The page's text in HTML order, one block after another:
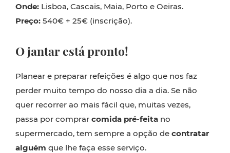
Onde: Lisboa, Cascais, Maia, Porto e Oeiras.
Preço: 540€ + 25€ (inscrição).
O jantar está pronto!
Planear e preparar refeições é algo que nos faz
perder muito tempo do nosso dia a dia. Se não
quer recorrer ao mais fácil que, muitas vezes,
passa por comprar comida pré-feita no
supermercado, tem sempre a opção de contratar
alguém que lhe faça esse serviço.